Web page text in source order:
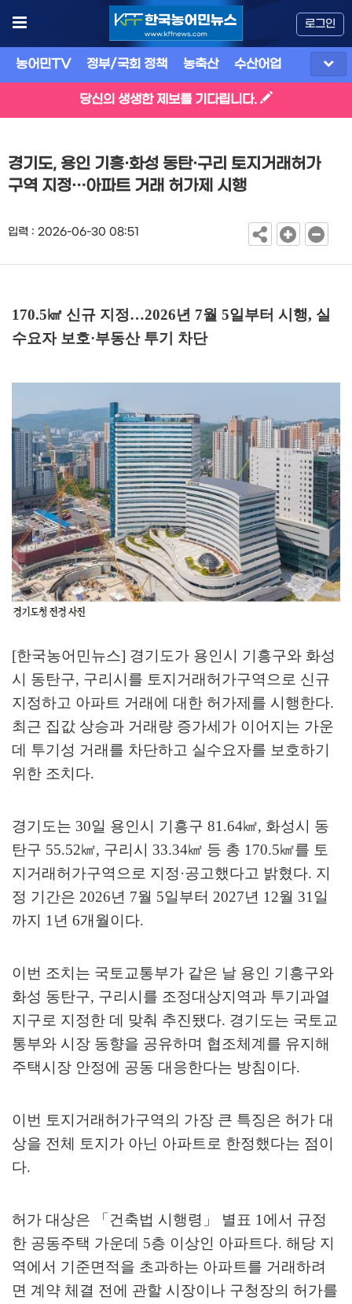
로그인
농어민TV 정부/국회 정책 농축산 수산어업
당신의 생생한 제보를 기다립니다.
경기도, 용인 기흥·화성 동탄·구리 토지거래허가
구역 지정…아파트 거래 허가제 시행
입력 : 2026-06-30 08:51
170.5㎢ 신규 지정…2026년 7월 5일부터 시행, 실
수요자 보호·부동산 투기 차단
[한국농어민뉴스] 경기도가 용인시 기흥구와 화성
시 동탄구, 구리시를 토지거래허가구역으로 신규
지정하고 아파트 거래에 대한 허가제를 시행한다.
최근 집값 상승과 거래량 증가세가 이어지는 가운
데 투기성 거래를 차단하고 실수요자를 보호하기
위한 조치다.
경기도는 30일 용인시 기흥구 81.64㎢, 화성시 동
탄구 55.52㎢, 구리시 33.34㎢ 등 총 170.5㎢를 토
지거래허가구역으로 지정 ·공고했다고 밝혔다. 지
정 기간은 2026년 7월 5일부터 2027년 12월 31 일
까지 1 년 6개월이다.
이번 조치는 국토교통부가 같은 날 용인 기흥구와
화성 동탄구, 구리시를 조정대상지역과 투기과열
지구로 지정한 데 맞춰 추진됐다. 경기도는 국토교
통부와 시장 동향을 공유하며 협조체계를 유지해
주택시장 안정에 공동 대응한다는 방침이다.
이번 토지거래허가구역의 가장 큰 특징은 허가 대
상을 전체 토지가 아닌 아파트로 한정했다는 점이
다.
허가 대상은 「건축법 시행령 」 별표 1 에서 규정
한 공동주택 가운데 5층 이상인 아파트다. 해당 지
역에서 기준면적을 초과하는 아파트를 거래하려
면 계약 체결 전에 관할 시장이나 구청장의 허가를